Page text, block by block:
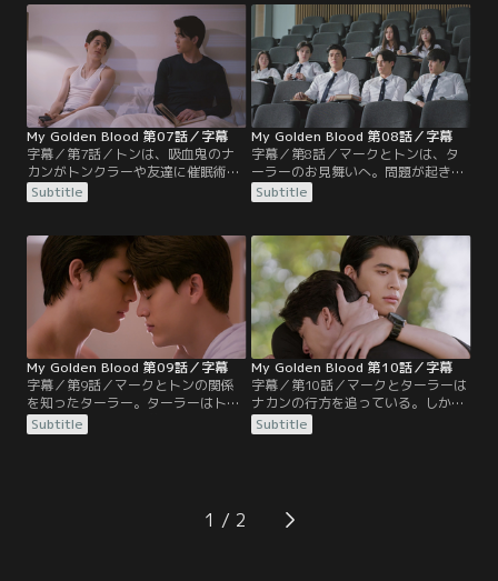
ンはマークの態度が変わったと感じ
てしまい…。その後、マークはター
ラーに呼び出される。ターラーか
ら、しばらくトンから離れるべきだ
と忠告されたマークは…。
が離れて座る理由を知らないトンク
ラーは、2人がケンカしたと思い込
む。そんな中、旅行をしたことがな
いトンに、マークは海へ行く話を持
ちかける。トンが出した条件は…。
My Golden Blood 第07話／字幕
字幕／第7話／トンは、吸血鬼のナ
カンがトンクラーや友達に催眠術を
かけるのではないかと恐れる。そん
なトンに、心配はいらないと言うマ
に会いに来ていたことを知り、トン
とマークは危機感を抱く。トンは、
トンクラーたちに迷惑をかけないよ
うにするため、大学が長期休暇に入
るのを機にあることを決断する。
Subtitle
My Golden Blood 第08話／字幕
字幕／第8話／マークとトンは、タ
ーラーのお見舞いへ。問題が起きる
のは自分のせいだと言うトン。トン
はターラーから、トンの血を使って
て…。一方、トンクラーはナカンを
警戒するようになり、奨学金の話を
断ってしまう。そんな中、本を読ん
で記念日というものを知ったマーク
は、トンをある場所へ連れていく。
Subtitle
My Golden Blood 第09話／字幕
字幕／第9話／マークとトンの関係
を知ったターラー。ターラーはトン
に、マークがトンに夢中なのは恋で
はなく黄金の血のせいかもしれない
有していることを残念に思ってい
た。トンはトンクラーと話し合おう
Subtitle
My Golden Blood 第10話／字幕
字幕／第10話／マークとターラーは
ナカンの行方を追っている。しかし
ターラーの力が弱まっていて、ナカ
ンの居場所を突き止めることができ
目に遭わせたくないマークは…。そ
んな中、トンはマークの目の前で、
Subtitle
1